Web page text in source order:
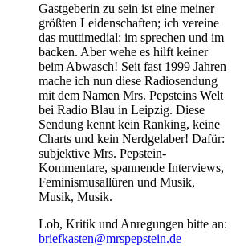
Gastgeberin zu sein ist eine meiner
größten Leidenschaften; ich vereine
das muttimedial: im sprechen und im
backen. Aber wehe es hilft keiner
beim Abwasch! Seit fast 1999 Jahren
mache ich nun diese Radiosendung
mit dem Namen Mrs. Pepsteins Welt
bei Radio Blau in Leipzig. Diese
Sendung kennt kein Ranking, keine
Charts und kein Nerdgelaber! Dafür:
subjektive Mrs. Pepstein-
Kommentare, spannende Interviews,
Feminismusallüren und Musik,
Musik, Musik.
Lob, Kritik und Anregungen bitte an:
briefkasten@mrspepstein.de